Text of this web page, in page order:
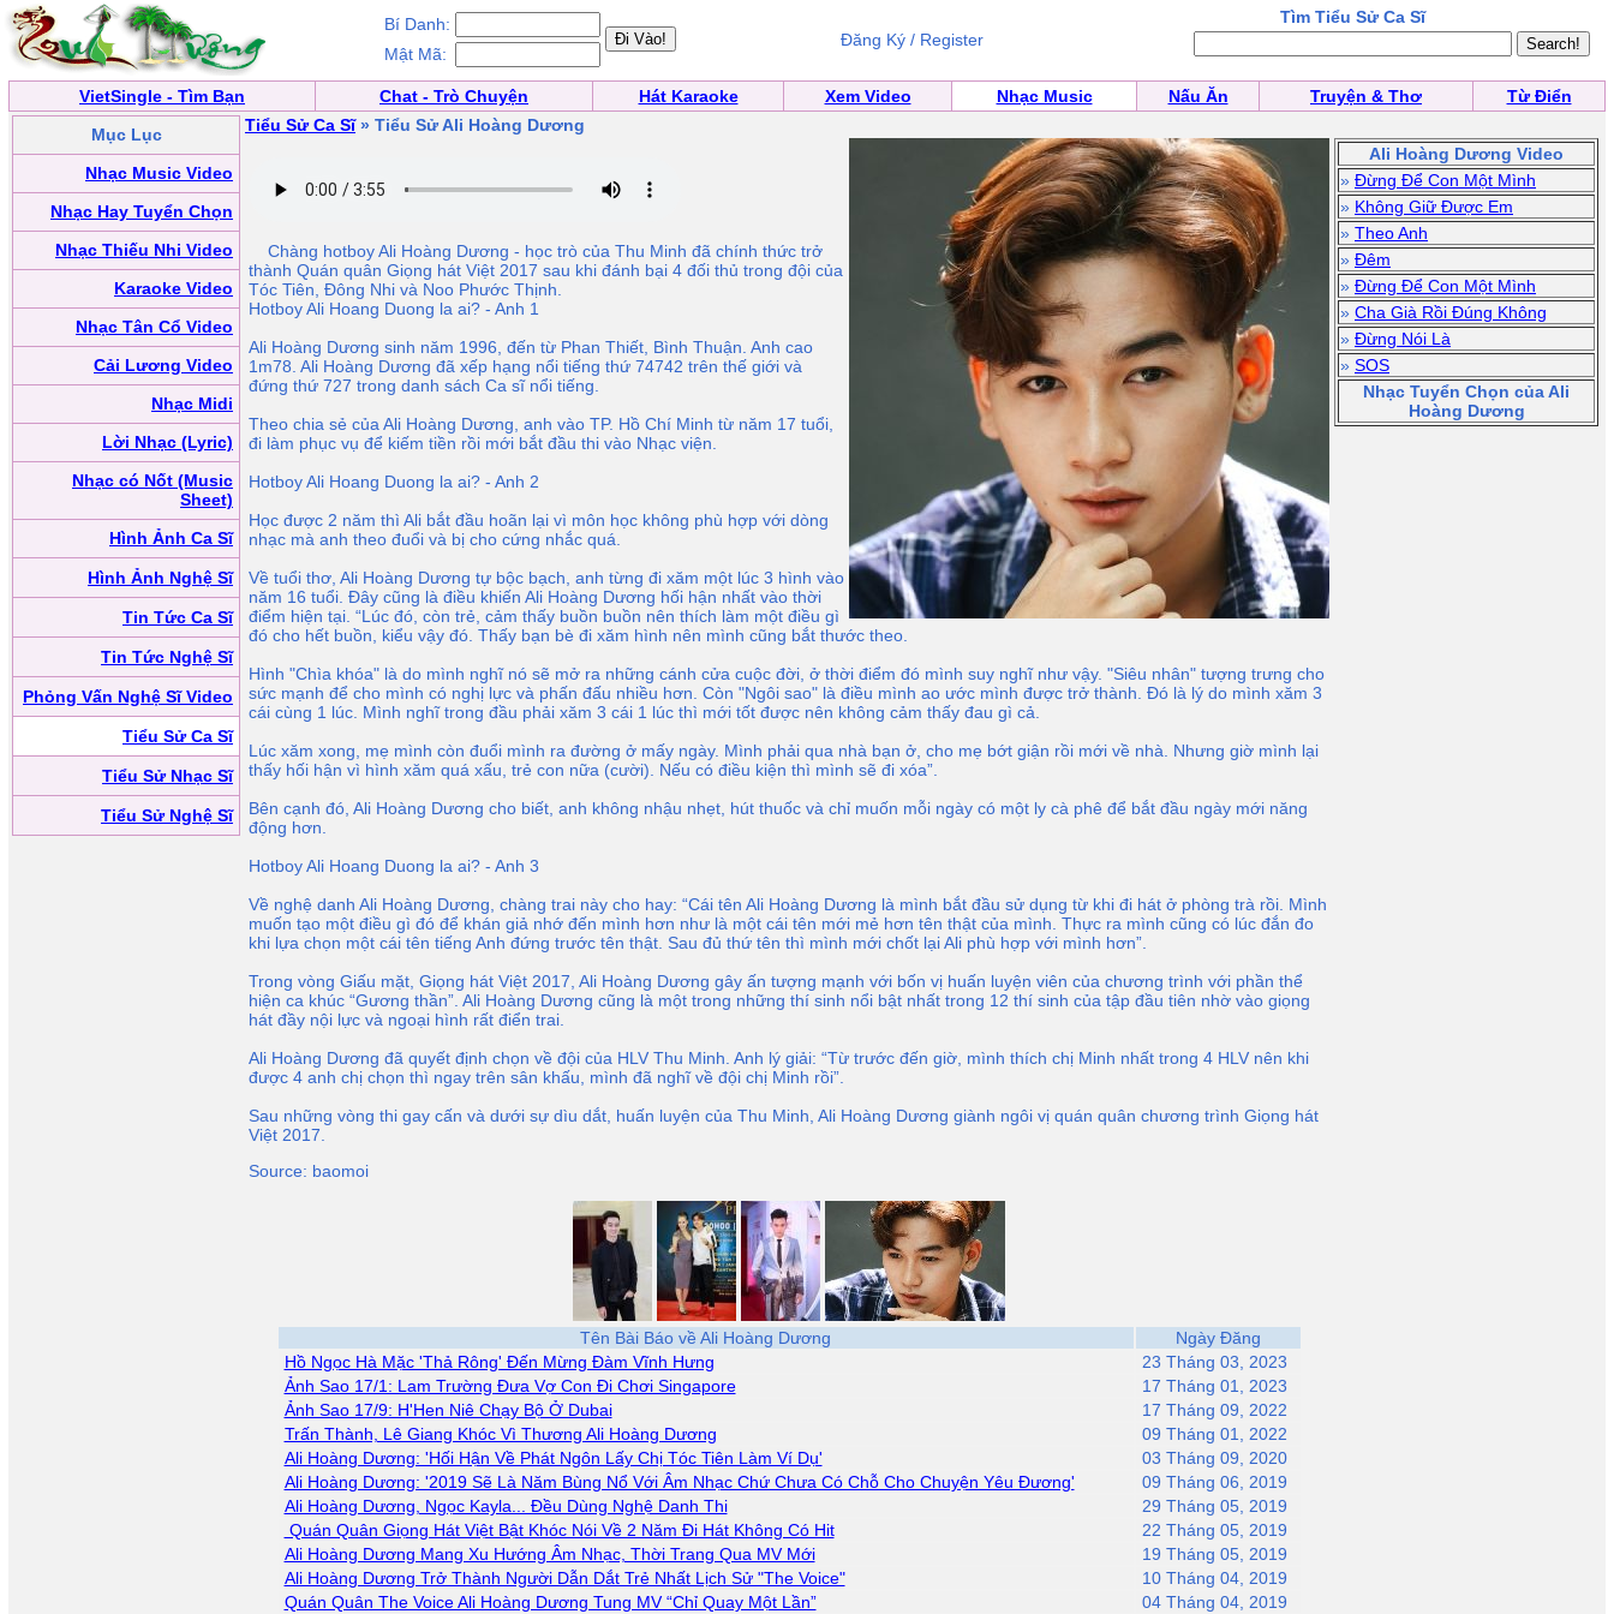
Bí Danh:
Mật Mã:
Đăng Ký / Register
Tìm Tiểu Sử Ca Sĩ
VietSingle - Tìm Bạn Chat - Trò Chuyện Hát Karaoke Xem Video Nhạc Music Nấu Ăn Truyện & Thơ
Từ Điển
Mục Lục
Nhạc Music Video
Nhạc Hay Tuyển Chọn
Nhạc Thiếu Nhi Video
Karaoke Video
Nhạc Tân Cổ Video
Cải Lương Video
Nhạc Midi
Lời Nhạc (Lyric)
Nhạc có Nốt (Music
Sheet)
Hình Ảnh Ca Sĩ
Hình Ảnh Nghệ Sĩ
Tin Tức Ca Sĩ
Tin Tức Nghệ Sĩ
Phỏng Vấn Nghệ Sĩ Video
Tiểu Sử Ca Sĩ
Tiểu Sử Nhạc Sĩ
Tiểu Sử Nghệ Sĩ
Tiểu Sử Ca Sĩ» Tiểu Sử Ali Hoàng Dương
Chàng hotboy Ali Hoàng Dương - học trò của Thu Minh đã chính thức trở
thành Quán quân Giọng hát Việt 2017 sau khi đánh bại 4 đối thủ trong đội của
Tóc Tiên, Đông Nhi và Noo Phước Thịnh.
Hotboy Ali Hoang Duong la ai? - Anh 1
Ali Hoàng Dương sinh năm 1996, đến từ Phan Thiết, Bình Thuận. Anh cao
1m78. Ali Hoàng Dương đã xếp hạng nổi tiếng thứ 74742 trên thế giới và
đứng thứ 727 trong danh sách Ca sĩ nổi tiếng.
Theo chia sẻ của Ali Hoàng Dương, anh vào TP. Hồ Chí Minh từ năm 17 tuổi,
đi làm phục vụ để kiếm tiền rồi mới bắt đầu thi vào Nhạc viện.
Hotboy Ali Hoang Duong la ai? - Anh 2
Học được 2 năm thì Ali bắt đầu hoãn lại vì môn học không phù hợp với dòng
nhạc mà anh theo đuổi và bị cho cứng nhắc quá.
Về tuổi thơ, Ali Hoàng Dương tự bộc bạch, anh từng đi xăm một lúc 3 hình vào
năm 16 tuổi. Đây cũng là điều khiến Ali Hoàng Dương hối hận nhất vào thời
điểm hiện tại. “Lúc đó, còn trẻ, cảm thấy buồn buồn nên thích làm một điều gì
đó cho hết buồn, kiểu vậy đó. Thấy bạn bè đi xăm hình nên mình cũng bắt thước theo.
Hình "Chìa khóa" là do mình nghĩ nó sẽ mở ra những cánh cửa cuộc đời, ở thời điểm đó mình suy nghĩ như vậy. "Siêu nhân" tượng trưng cho
sức mạnh để cho mình có nghị lực và phấn đấu nhiều hơn. Còn "Ngôi sao" là điều mình ao ước mình được trở thành. Đó là lý do mình xăm 3
cái cùng 1 lúc. Mình nghĩ trong đầu phải xăm 3 cái 1 lúc thì mới tốt được nên không cảm thấy đau gì cả.
Lúc xăm xong, mẹ mình còn đuổi mình ra đường ở mấy ngày. Mình phải qua nhà bạn ở, cho mẹ bớt giận rồi mới về nhà. Nhưng giờ mình lại
thấy hối hận vì hình xăm quá xấu, trẻ con nữa (cười). Nếu có điều kiện thì mình sẽ đi xóa”.
Bên cạnh đó, Ali Hoàng Dương cho biết, anh không nhậu nhẹt, hút thuốc và chỉ muốn mỗi ngày có một ly cà phê để bắt đầu ngày mới năng
động hơn.
Hotboy Ali Hoang Duong la ai? - Anh 3
Về nghệ danh Ali Hoàng Dương, chàng trai này cho hay: “Cái tên Ali Hoàng Dương là mình bắt đầu sử dụng từ khi đi hát ở phòng trà rồi. Mình
muốn tạo một điều gì đó để khán giả nhớ đến mình hơn như là một cái tên mới mẻ hơn tên thật của mình. Thực ra mình cũng có lúc đắn đo
khi lựa chọn một cái tên tiếng Anh đứng trước tên thật. Sau đủ thứ tên thì mình mới chốt lại Ali phù hợp với mình hơn”.
Trong vòng Giấu mặt, Giọng hát Việt 2017, Ali Hoàng Dương gây ấn tượng mạnh với bốn vị huấn luyện viên của chương trình với phần thể
hiện ca khúc “Gương thần”. Ali Hoàng Dương cũng là một trong những thí sinh nổi bật nhất trong 12 thí sinh của tập đầu tiên nhờ vào giọng
hát đầy nội lực và ngoại hình rất điển trai.
Ali Hoàng Dương đã quyết định chọn về đội của HLV Thu Minh. Anh lý giải: “Từ trước đến giờ, mình thích chị Minh nhất trong 4 HLV nên khi
được 4 anh chị chọn thì ngay trên sân khấu, mình đã nghĩ về đội chị Minh rồi”.
Sau những vòng thi gay cấn và dưới sự dìu dắt, huấn luyện của Thu Minh, Ali Hoàng Dương giành ngôi vị quán quân chương trình Giọng hát
Việt 2017.
Source: baomoi
Tên Bài Báo về Ali Hoàng Dương
Ngày Đăng
Hồ Ngọc Hà Mặc 'Thả Rông' Đến Mừng Đàm Vĩnh Hưng
23 Tháng 03, 2023
Ảnh Sao 17/1: Lam Trường Đưa Vợ Con Đi Chơi Singapore
17 Tháng 01, 2023
Ảnh Sao 17/9: H'Hen Niê Chạy Bộ Ở Dubai
17 Tháng 09, 2022
Trấn Thành, Lê Giang Khóc Vì Thương Ali Hoàng Dương
09 Tháng 01, 2022
Ali Hoàng Dương: 'Hối Hận Về Phát Ngôn Lấy Chị Tóc Tiên Làm Ví Dụ'
03 Tháng 09, 2020
Ali Hoàng Dương: '2019 Sẽ Là Năm Bùng Nổ Với Âm Nhạc Chứ Chưa Có Chỗ Cho Chuyện Yêu Đương'
09 Tháng 06, 2019
Ali Hoàng Dương, Ngọc Kayla... Đều Dùng Nghệ Danh Thi
29 Tháng 05, 2019
Quán Quân Giọng Hát Việt Bật Khóc Nói Về 2 Năm Đi Hát Không Có Hit
22 Tháng 05, 2019
Ali Hoàng Dương Mang Xu Hướng Âm Nhạc, Thời Trang Qua MV Mới
19 Tháng 05, 2019
Ali Hoàng Dương Trở Thành Người Dẫn Dắt Trẻ Nhất Lịch Sử "The Voice"
10 Tháng 04, 2019
Quán Quân The Voice Ali Hoàng Dương Tung MV “Chỉ Quay Một Lần”
04 Tháng 04, 2019
Ali Hoàng Dương Video
» Đừng Để Con Một Mình
» Không Giữ Được Em
» Theo Anh
» Đêm
» Đừng Để Con Một Mình
» Cha Già Rồi Đúng Không
» Đừng Nói Là
» SOS
Nhạc Tuyển Chọn của Ali
Hoàng Dương